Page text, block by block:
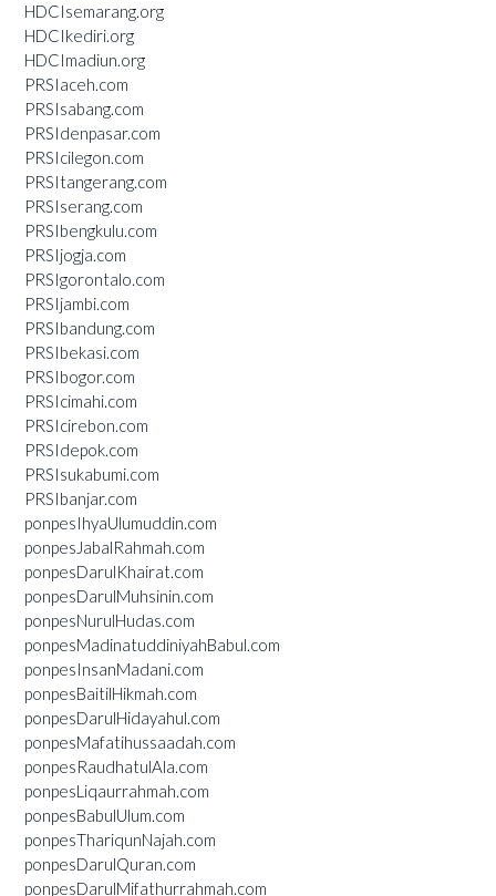
HDCIsemarang.org
HDCIkediri.org
HDCImadiun.org
PRSIaceh.com
PRSIsabang.com
PRSIdenpasar.com
PRSIcilegon.com
PRSItangerang.com
PRSIserang.com
PRSIbengkulu.com
PRSIjogja.com
PRSIgorontalo.com
PRSIjambi.com
PRSIbandung.com
PRSIbekasi.com
PRSIbogor.com
PRSIcimahi.com
PRSIcirebon.com
PRSIdepok.com
PRSIsukabumi.com
PRSIbanjar.com
ponpesIhyaUlumuddin.com
ponpesJabalRahmah.com
ponpesDarulKhairat.com
ponpesDarulMuhsinin.com
ponpesNurulHudas.com
ponpesMadinatuddiniyahBabul.com
ponpesInsanMadani.com
ponpesBaitilHikmah.com
ponpesDarulHidayahul.com
ponpesMafatihussaadah.com
ponpesRaudhatulAla.com
ponpesLiqaurrahmah.com
ponpesBabulUlum.com
ponpesThariqunNajah.com
ponpesDarulQuran.com
ponpesDarulMifathurrahmah.com